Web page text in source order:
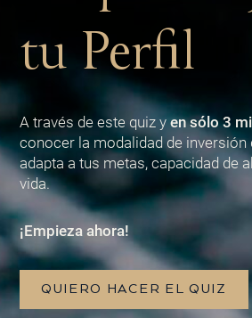
tu Perfil
A través de este quiz yen sólo 3
conocer la modalidad de inversión
adapta a tus metas, capacidad de
vida.
¡Empieza ahora!
QUIERO HACER EL QUIZ